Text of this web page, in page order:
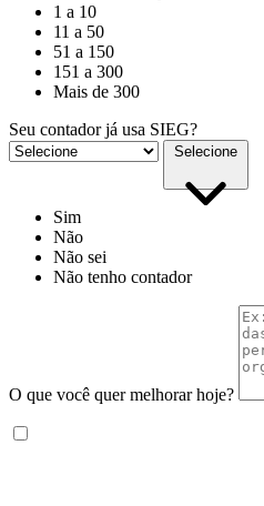
1 a 10
11 a 50
51 a 150
151 a 300
Mais de 300
Seu contador já usa SIEG?
Selecione
Sim
Não
Não sei
Não tenho contador
O que você quer melhorar hoje?